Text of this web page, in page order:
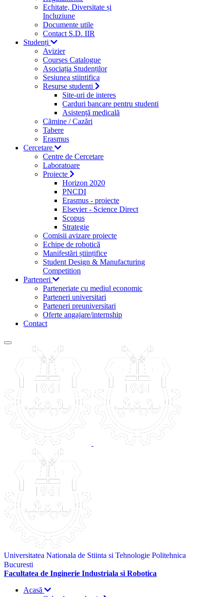
Echitate, Diversitate și
Incluziune
Documente utile
Contact S.D. IIR
Studenți
Avizier
Courses Catalogue
Asociația Studenților
Sesiunea stiintifica
Resurse studenti
Site-uri de interes
Carduri bancare pentru studenti
Asistență medicală
Cămine / Cazări
Tabere
Erasmus
Cercetare
Centre de Cercetare
Laboratoare
Proiecte
Horizon 2020
PNCDI
Erasmus - proiecte
Elsevier - Science Direct
Scopus
Strategie
Comisii avizare proiecte
Echipe de robotică
Manifestări științifice
Student Design & Manufacturing
Competition
Parteneri
Parteneriate cu mediul economic
Parteneri universitari
Parteneri preuniversitari
Oferte angajare/internship
Contact
Universitatea Nationala de Stiinta si Tehnologie Politehnica
Bucuresti
Facultatea de Inginerie Industriala si Robotica
Acasă